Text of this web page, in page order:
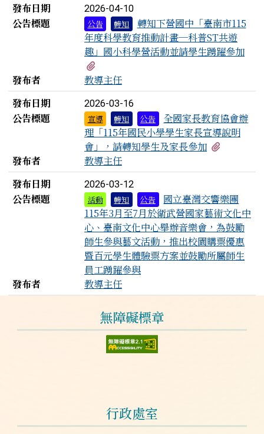
發布日期
2026-04-10
公告標題 公告 轉知
轉知下營國中「臺南市115
年度科學教育推動計畫─科普ST共遊
趣」國小科學營活動並請學生踴躍參加
發布者
教導主任
發布日期
2026-03-16
公告標題 宣導 轉知 公告
全國家長教育協會辦
理「115年國民小學學生家長宣導說明
會」，請轉知學生及家長參加
發布者
教導主任
發布日期
2026-03-12
公告標題 活動 轉知 公告
國立臺灣交響樂團
115年3月至7月於衛武營國家藝術文化中
心、臺南文化中心舉辦音樂會，為鼓勵
師生參與藝文活動，推出校園購票優惠
暨百元學生體驗票方案並鼓勵所屬師生
員工踴躍參與
發布者
教導主任
無障礙標章
行政處室